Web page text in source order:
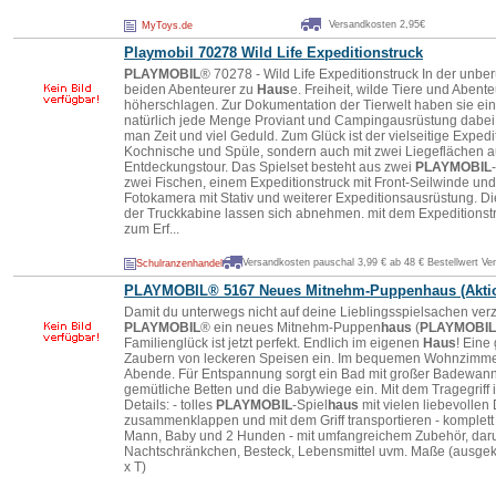
MyToys.de Versandkosten 2,95€
Playmobil 70278 Wild Life Expeditionstruck
PLAYMOBIL® 70278 - Wild Life Expeditionstruck In der
beiden Abenteurer zu Hause. Freiheit, wilde Tiere und
höherschlagen. Zur Dokumentation der Tierwelt haben sie
natürlich jede Menge Proviant und Campingausrüstung
man Zeit und viel Geduld. Zum Glück ist der vielseitige
Kochnische und Spüle, sondern auch mit zwei Liegeflächen
Entdeckungstour. Das Spielset besteht aus zwei PLAYMOBIL
zwei Fischen, einem Expeditionstruck mit Front-Seilwinde
Fotokamera mit Stativ und weiterer Expeditionsausrüstung.
der Truckkabine lassen sich abnehmen. mit dem
zum Erf...
Schulranzenhandel Versandkosten pauschal 3,99 € ab 48 € Bestellwert
PLAYMOBIL® 5167 Neues Mitnehm-Puppenhaus
Damit du unterwegs nicht auf deine Lieblingsspielsachen
PLAYMOBIL® ein neues Mitnehm-Puppen haus (PLAYMOBIL
Familienglück ist jetzt perfekt. Endlich im eigenen Haus! Eine
Zaubern von leckeren Speisen ein. Im bequemen
Abende. Für Entspannung sorgt ein Bad mit großer
gemütliche Betten und die Babywiege ein. Mit dem Tragegriff
Details: - tolles PLAYMOBIL-Spiel haus mit vielen liebevollen
zusammenklappen und mit dem Griff transportieren -
Mann, Baby und 2 Hunden - mit umfangreichem Zubehör,
Nachtschränkchen, Besteck, Lebensmittel uvm. Maße
x T)